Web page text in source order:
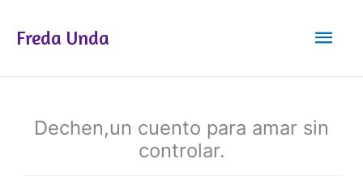
Freda Unda
Dechen,un cuento para amar sin
controlar.